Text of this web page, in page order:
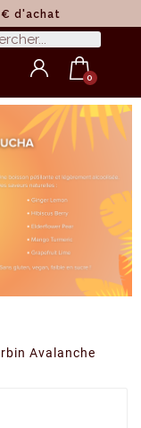
d'achat
Avalanche